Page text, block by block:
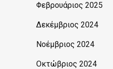
Φεβρουάριος 2025
Δεκέμβριος 2024
Νοέμβριος 2024
Οκτώβριος 2024